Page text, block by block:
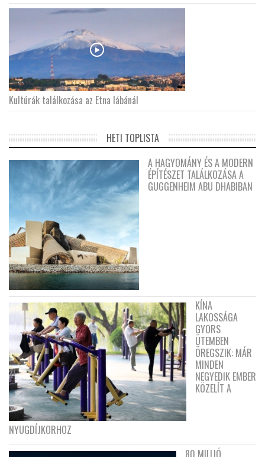
Kultúrák találkozása az Etna lábánál
HETI TOPLISTA
A HAGYOMÁNY ÉS A MODERN
ÉPÍTÉSZET TALÁLKOZÁSA A
GUGGENHEIM ABU DHABIBAN
KÍNA
LAKOSSÁGA
GYORS
ÜTEMBEN
ÖREGSZIK: MÁR
MINDEN
NEGYEDIK EMBER
KÖZELÍT A
NYUGDÍJKORHOZ
80 MILLIÓ